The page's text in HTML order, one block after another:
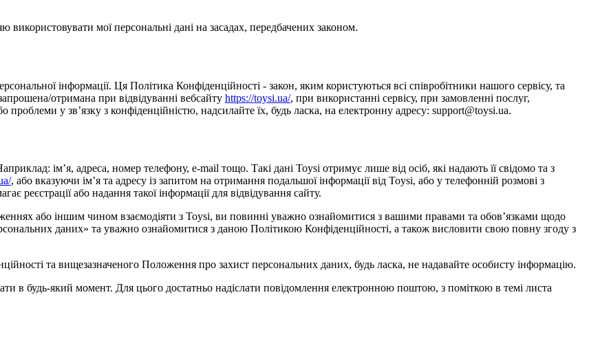
мої персональні дані на засадах, передбачених законом.
інформації. Ця Політика Конфіденційності - закон, яким користуються всі співробітники нашого сервісу, та
отримана при відвідуванні вебсайту https://toysi.ua/, при використанні сервісу, при замовленні послуг,
у зв’язку з конфіденційністю, надсилайте їх, будь ласка, на електронну адресу: support@toysi.ua.
ім’я, адреса, номер телефону, e-mail тощо. Такі дані Toysi отримує лише від осіб, які надають її свідомо та з
, або вказуючи ім’я та адресу із запитом на отримання подальшої інформації від Toysi, або у телефонній розмові з
або надання такої інформації для відвідування сайту.
або іншим чином взаємодіяти з Toysi, ви повинні уважно ознайомитися з вашими правами та обов’язками щодо
даних» та уважно ознайомитися з даною Політикою Конфіденційності, а також висловити свою повну згоду з
та вищезазначеного Положення про захист персональних даних, будь ласка, не надавайте особисту інформацію.
в будь-який момент. Для цього достатньо надіслати повідомлення електронною поштою, з поміткою в темі листа